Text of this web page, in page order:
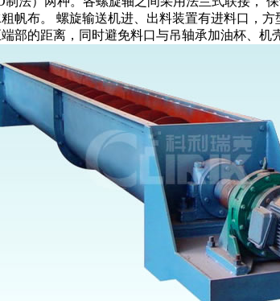
帆布。 螺旋输送机进、出料装置有进料口，
部的距离，同时避免料口与吊轴承加油杯、机